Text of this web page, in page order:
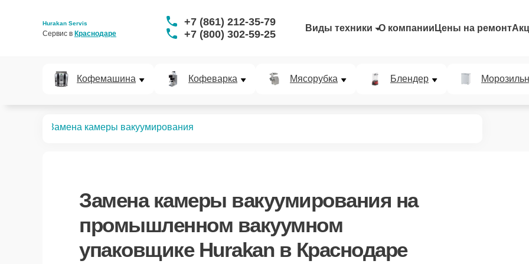
Hurakan Servis
Сервис в Краснодаре
+7 (861) 212-35-79
+7 (800) 302-59-25
Виды техники О компании Цены на ремонт
Кофемашина Кофеварка Мясорубка Блендер
Замена камеры вакуумирования
Замена камеры вакуумирования на
промышленном вакуумном
упаковщике Hurakan в Краснодаре